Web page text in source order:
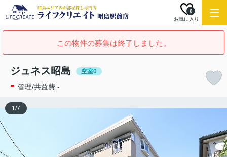
お気に入り
0
この物件の募集は終了しました。
ジュネス昭島 空室0
- 管理/共益費 -
1/7